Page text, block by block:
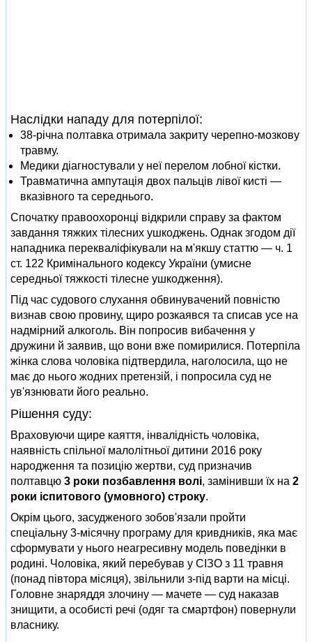
Наслідки нападу для потерпілої:
38-річна полтавка отримала закриту черепно-мозкову
травму.
Медики діагностували у неї перелом лобної кістки.
Травматична ампутація двох пальців лівої кисті —
вказівного та середнього.
Спочатку правоохоронці відкрили справу за фактом
завдання тяжких тілесних ушкоджень. Однак згодом дії
нападника перекваліфікували на м'якшу статтю — ч. 1
ст. 122 Кримінального кодексу України (умисне
середньої тяжкості тілесне ушкодження).
Під час судового слухання обвинувачений повністю
визнав свою провину, щиро розкаявся та списав усе на
надмірний алкоголь. Він попросив вибачення у
дружини й заявив, що вони вже помирилися. Потерпіла
жінка слова чоловіка підтвердила, наголосила, що не
має до нього жодних претензій, і попросила суд не
ув'язнювати його реально.
Рішення суду:
Враховуючи щире каяття, інвалідність чоловіка,
наявність спільної малолітньої дитини 2016 року
народження та позицію жертви, суд призначив
полтавцю 3 роки позбавлення волі, замінивши їх на 2
роки іспитового (умовного) строку.
Окрім цього, засудженого зобов'язали пройти
спеціальну 3-місячну програму для кривдників, яка має
сформувати у нього неагресивну модель поведінки в
родині. Чоловіка, який перебував у СІЗО з 11 травня
(понад півтора місяця), звільнили з-під варти на місці.
Головне знаряддя злочину — мачете — суд наказав
знищити, а особисті речі (одяг та смартфон) повернули
власнику.